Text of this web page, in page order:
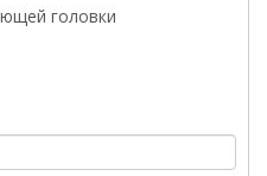
головки